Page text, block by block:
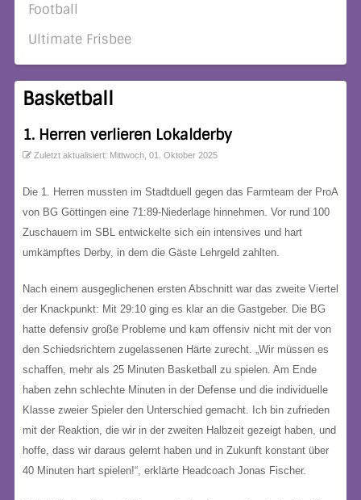
Football
Ultimate Frisbee
Basketball
1. Herren verlieren Lokalderby
Zuletzt aktualisiert: Mittwoch, 01. Oktober 2025
Die 1. Herren mussten im Stadtduell gegen das Farmteam der ProA
von BG Göttingen eine 71:89-Niederlage hinnehmen. Vor rund 100
Zuschauern im SBL entwickelte sich ein intensives und hart
umkämpftes Derby, in dem die Gäste Lehrgeld zahlten.
Nach einem ausgeglichenen ersten Abschnitt war das zweite Viertel
der Knackpunkt: Mit 29:10 ging es klar an die Gastgeber. Die BG
hatte defensiv große Probleme und kam offensiv nicht mit der von
den Schiedsrichtern zugelassenen Härte zurecht. „Wir müssen es
schaffen, mehr als 25 Minuten Basketball zu spielen. Am Ende
haben zehn schlechte Minuten in der Defense und die individuelle
Klasse zweier Spieler den Unterschied gemacht. Ich bin zufrieden
mit der Reaktion, die wir in der zweiten Halbzeit gezeigt haben, und
hoffe, dass wir daraus gelernt haben und in Zukunft konstant über
40 Minuten hart spielen!“, erklärte Headcoach Jonas Fischer.